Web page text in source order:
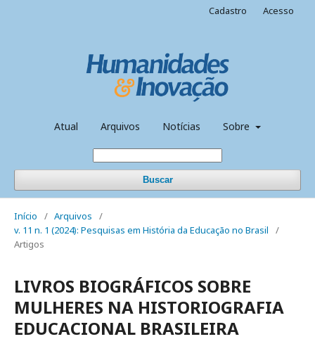
Atual Arquivos Notícias Sobre
Buscar
Cadastro Acesso
Início / Arquivos
/
v. 11 n. 1 (2024): Pesquisas em História da Educação no Brasil
/
Artigos
LIVROS BIOGRÁFICOS SOBRE
MULHERES NA HISTORIOGRAFIA
EDUCACIONAL BRASILEIRA